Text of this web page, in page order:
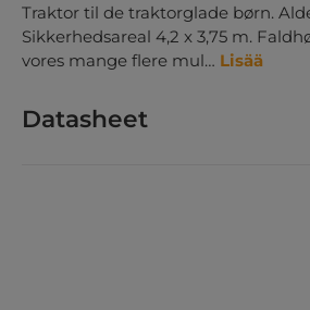
Traktor til de traktorglade børn.
Sikkerhedsareal 4,2 x 3,75 m.
vores mange flere mul… Lisää
Datasheet